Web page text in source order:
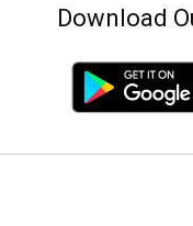
Download